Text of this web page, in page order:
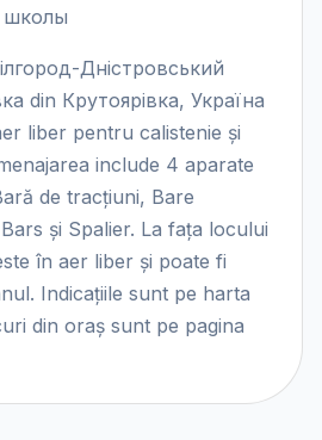
школы
Дністровський
din Крутоярівка, Україна
liber pentru calistenie și
include 4 aparate
de tracțiuni, Bare
și Spalier. La fața locului
în aer liber și poate fi
Indicațiile sunt pe harta
din oraș sunt pe pagina